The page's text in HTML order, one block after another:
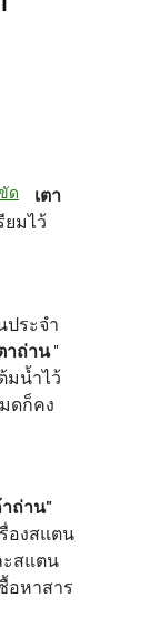
ด
เตา
ยมไว้
ประจำ
าถ่าน"
มน้ำไว้
ดก็คง
าถ่าน"
องสแตน
ะสแตน
อหาสาร